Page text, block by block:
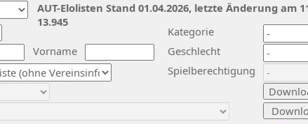
Vorname
Kategorie
Geschlecht
Spielberechtigung
AUT-Elolisten Stand 01.04.2026, letzte Änderung am
13.945